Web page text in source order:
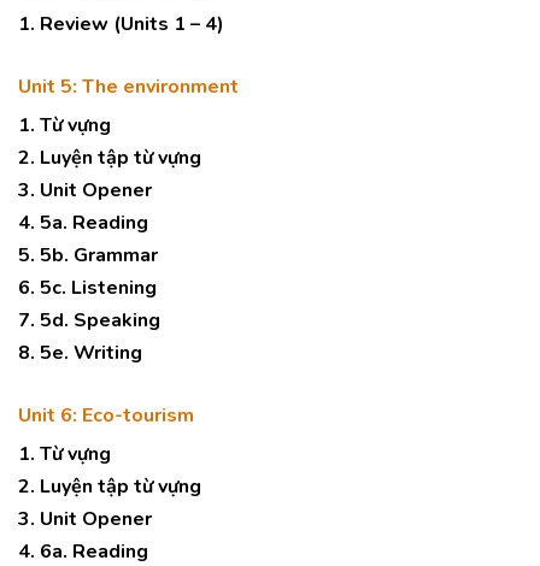
1. Review (Units 1 – 4)
Unit 5: The environment
1. Từ vựng
2. Luyện tập từ vựng
3. Unit Opener
4. 5a. Reading
5. 5b. Grammar
6. 5c. Listening
7. 5d. Speaking
8. 5e. Writing
Unit 6: Eco-tourism
1. Từ vựng
2. Luyện tập từ vựng
3. Unit Opener
4. 6a. Reading